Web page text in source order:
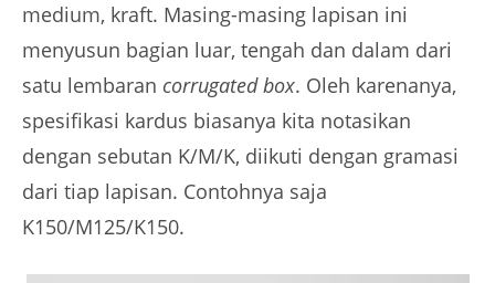
medium, kraft. Masing-masing lapisan ini
menyusun bagian luar, tengah dan dalam dari
satu lembaran corrugated box. Oleh karenanya,
spesifikasi kardus biasanya kita notasikan
dengan sebutan K/M/K, diikuti dengan gramasi
dari tiap lapisan. Contohnya saja
K150/M125/K150.